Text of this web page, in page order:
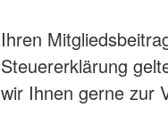
Ihren
Steuererklärung
wir Ihnen gerne zur